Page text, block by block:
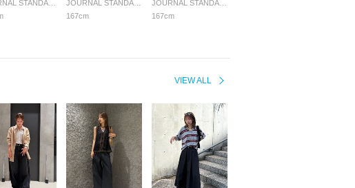
167cm
167cm
VIEW ALL